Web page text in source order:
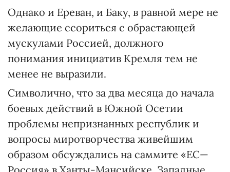
Однако и Ереван, и Баку, в равной мере не
желающие ссориться с обрастающей
мускулами Россией, должного
понимания инициатив Кремля тем не
менее не выразили.
Символично, что за два месяца до начала
боевых действий в Южной Осетии
проблемы непризнанных республик и
вопросы миротворчества живейшим
образом обсуждались на саммите «ЕС—